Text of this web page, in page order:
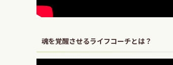
魂を覚醒させるライフコーチとは？